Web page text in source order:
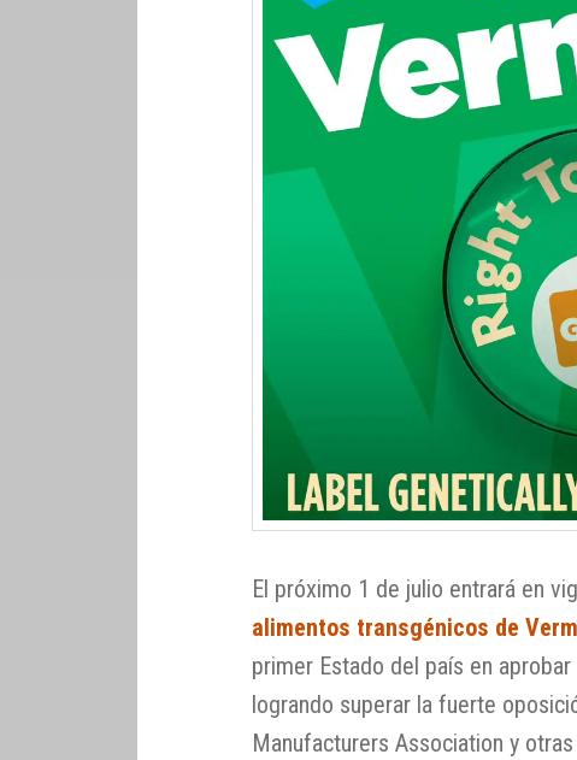
El próximo 1 de julio entrará en
alimentos transgénicos de
primer Estado del país en
logrando superar la fuerte
Manufacturers Association y